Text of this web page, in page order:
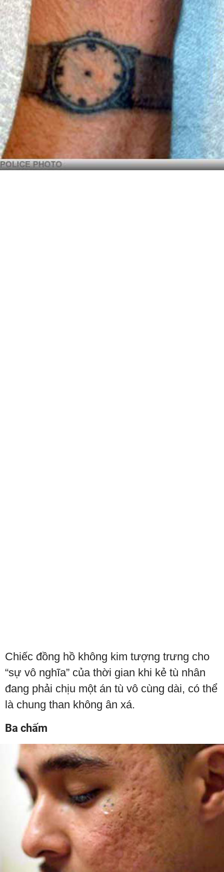
Chiếc đồng hồ không kim tượng trưng cho
“sự vô nghĩa” của thời gian khi kẻ tù nhân
đang phải chịu một án tù vô cùng dài, có thể
là chung than không ân xá.
Ba chấm